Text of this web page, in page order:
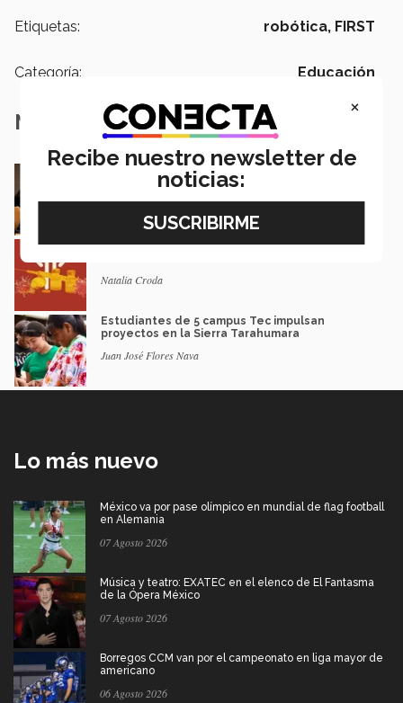
Etiquetas: robótica, FIRST
Categoría: Educación
Notas Relacionadas
En la ONU: mexicana y EXATEC representó en
Nueva York a la juventud
Loretta Mariaud y Carlos González
Entre miles: mexicana gana beca de maestría
Natalia Croda
Estudiantes de 5 campus Tec impulsan
proyectos en la Sierra Tarahumara
Juan José Flores Nava
Lo más nuevo
México va por pase olímpico en mundial de flag football
en Alemania
07 Agosto 2026
Música y teatro: EXATEC en el elenco de El Fantasma
de la Ópera México
07 Agosto 2026
Borregos CCM van por el campeonato en liga mayor de
americano
06 Agosto 2026
×
Recibe nuestro newsletter de
noticias: